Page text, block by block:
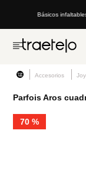
Básicos
Accesorios
Parfois Aros
70 %